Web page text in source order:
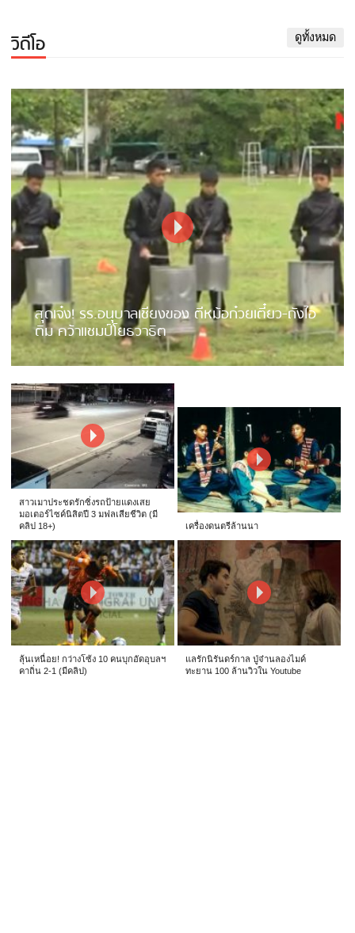
วิดีโอ ดูทั้งหมด
สุดเจ๋ง! รร.อนุบาลเชียงของ ตีหม้อก๋วยเตี๋ยว-ถังไอ
ติม คว้าแชมป์โยธวาธิต
สาวเมาประชดรักซิ่งรถป้ายแดงเสย
มอเตอร์ไซค์นิสิตปี 3 มฟลเสียชีวิต (มี
คลิป 18+)
เครื่องดนตรีล้านนา
ลุ้นเหนื่อย! กว่างโซ้ง 10 คนบุกอัดอุบลฯ
คาถิ่น 2-1 (มีคลิป)
แลรักนิรันดร์กาล ปู่จ๋านลองไมค์
ทะยาน 100 ล้านวิวใน Youtube